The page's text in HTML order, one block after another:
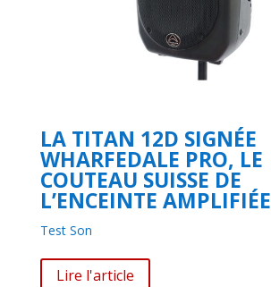
LA TITAN 12D SIGNÉE
WHARFEDALE PRO, LE
COUTEAU SUISSE DE
L’ENCEINTE AMPLIFIÉE
Test Son
Lire l'article